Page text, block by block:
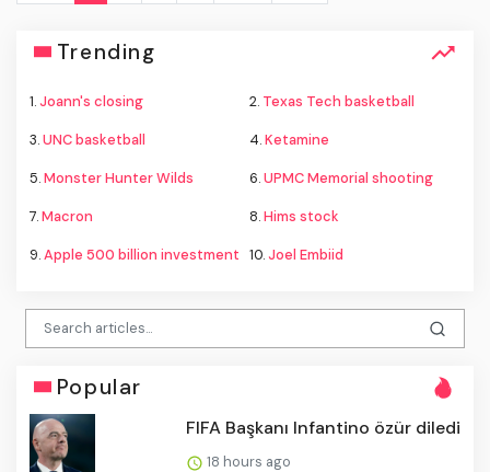
Trending
1.Joann's closing 2. Texas Tech basketball
3.UNC basketball 4.Ketamine
5.Monster Hunter Wilds 6.UPMC Memorial shooting
7.Macron 8.Hims stock
9.Apple 500 billion investment 10.Joel Embiid
Popular
FIFA Başkanı Infantino özür diledi
18 hours ago